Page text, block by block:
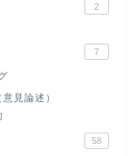
2
7
見論述）
58